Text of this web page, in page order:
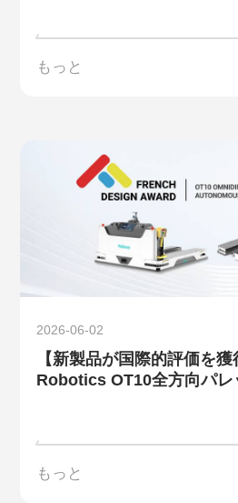
もっと
2026-06-02
【新製品が国際的評価を
Robotics OT10全方向パレ
もっと